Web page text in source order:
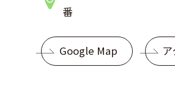
番
Google Map